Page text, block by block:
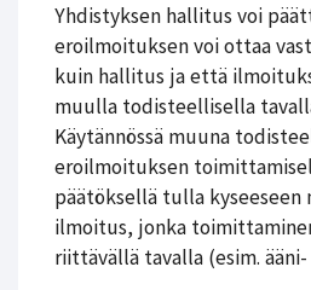
Yhdistyksen hallitus voi
eroilmoituksen voi ottaa
kuin hallitus ja että
muulla todisteellisella
Käytännössä muuna
eroilmoituksen
päätöksellä tulla kyseeseen
ilmoitus, jonka
riittävällä tavalla (esim.